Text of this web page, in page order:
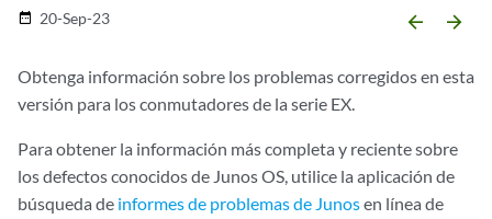
date_range 20-Sep-23 arrow_backward arrow_forward
Obtenga información sobre los problemas corregidos en esta
versión para los conmutadores de la serie EX.
Para obtener la información más completa y reciente sobre
los defectos conocidos de Junos OS, utilice la aplicación de
búsqueda de informes de problemas de Junosen línea de